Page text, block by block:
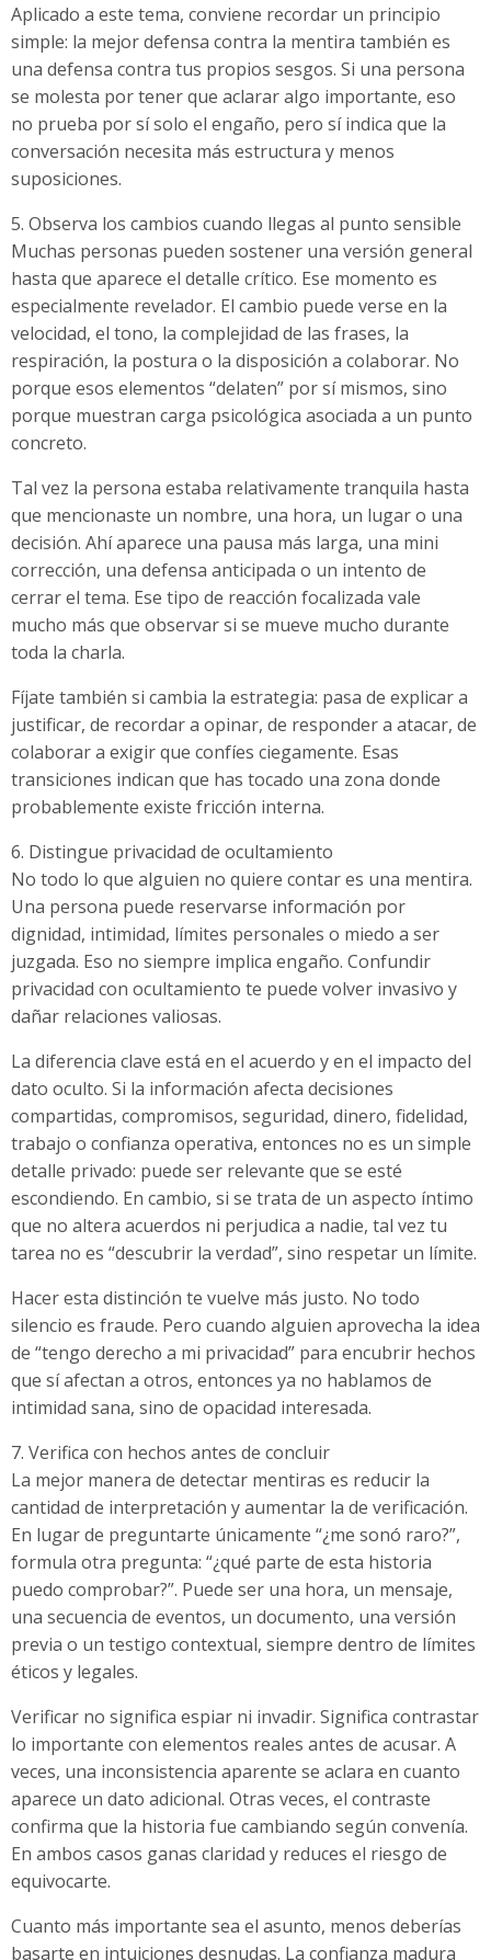
Aplicado a este tema, conviene recordar un principio
simple: la mejor defensa contra la mentira también es
una defensa contra tus propios sesgos. Si una persona
se molesta por tener que aclarar algo importante, eso
no prueba por sí solo el engaño, pero sí indica que la
conversación necesita más estructura y menos
suposiciones.
5. Observa los cambios cuando llegas al punto sensible
Muchas personas pueden sostener una versión general
hasta que aparece el detalle crítico. Ese momento es
especialmente revelador. El cambio puede verse en la
velocidad, el tono, la complejidad de las frases, la
respiración, la postura o la disposición a colaborar. No
porque esos elementos “delaten” por sí mismos, sino
porque muestran carga psicológica asociada a un punto
concreto.
Tal vez la persona estaba relativamente tranquila hasta
que mencionaste un nombre, una hora, un lugar o una
decisión. Ahí aparece una pausa más larga, una mini
corrección, una defensa anticipada o un intento de
cerrar el tema. Ese tipo de reacción focalizada vale
mucho más que observar si se mueve mucho durante
toda la charla.
Fíjate también si cambia la estrategia: pasa de explicar a
justificar, de recordar a opinar, de responder a atacar, de
colaborar a exigir que confíes ciegamente. Esas
transiciones indican que has tocado una zona donde
probablemente existe fricción interna.
6. Distingue privacidad de ocultamiento
No todo lo que alguien no quiere contar es una mentira.
Una persona puede reservarse información por
dignidad, intimidad, límites personales o miedo a ser
juzgada. Eso no siempre implica engaño. Confundir
privacidad con ocultamiento te puede volver invasivo y
dañar relaciones valiosas.
La diferencia clave está en el acuerdo y en el impacto del
dato oculto. Si la información afecta decisiones
compartidas, compromisos, seguridad, dinero, fidelidad,
trabajo o confianza operativa, entonces no es un simple
detalle privado: puede ser relevante que se esté
escondiendo. En cambio, si se trata de un aspecto íntimo
que no altera acuerdos ni perjudica a nadie, tal vez tu
tarea no es “descubrir la verdad”, sino respetar un límite.
Hacer esta distinción te vuelve más justo. No todo
silencio es fraude. Pero cuando alguien aprovecha la idea
de “tengo derecho a mi privacidad” para encubrir hechos
que sí afectan a otros, entonces ya no hablamos de
intimidad sana, sino de opacidad interesada.
7. Verifica con hechos antes de concluir
La mejor manera de detectar mentiras es reducir la
cantidad de interpretación y aumentar la de verificación.
En lugar de preguntarte únicamente “¿me sonó raro?”,
formula otra pregunta: “¿qué parte de esta historia
puedo comprobar?”. Puede ser una hora, un mensaje,
una secuencia de eventos, un documento, una versión
previa o un testigo contextual, siempre dentro de límites
éticos y legales.
Verificar no significa espiar ni invadir. Significa contrastar
lo importante con elementos reales antes de acusar. A
veces, una inconsistencia aparente se aclara en cuanto
aparece un dato adicional. Otras veces, el contraste
confirma que la historia fue cambiando según convenía.
En ambos casos ganas claridad y reduces el riesgo de
equivocarte.
Cuanto más importante sea el asunto, menos deberías
basarte en intuiciones desnudas. La confianza madura